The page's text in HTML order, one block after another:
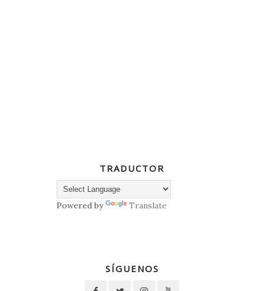
TRADUCTOR
Powered by Translate
SÍGUENOS